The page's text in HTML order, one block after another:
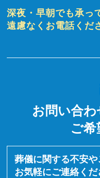
深夜・早朝でも承っ
遠慮なくお電話くだ
お問い合
ご
葬儀に関する不安や
お気軽にご連絡くだ